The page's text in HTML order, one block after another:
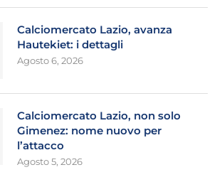
Calciomercato Lazio, avanza
Hautekiet: i dettagli
Agosto 6, 2026
Calciomercato Lazio, non solo
Gimenez: nome nuovo per
l’attacco
Agosto 5, 2026